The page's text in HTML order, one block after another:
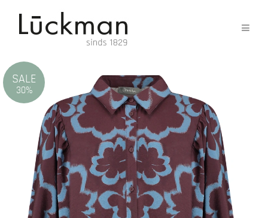
SALE
30%